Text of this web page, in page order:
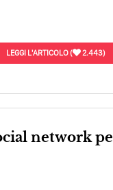
LEGGI L'ARTICOLO( 2.443)
network